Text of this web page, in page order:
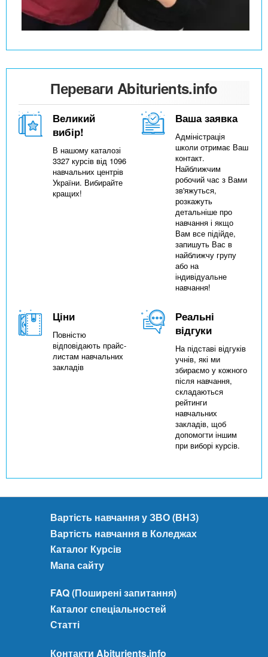
Переваги Abiturients.info
Великий
вибір!
В нашому каталозі
3327 курсів від 1096
навчальних центрів
України. Вибирайте
кращих!
Ваша заявка
Адміністрація
школи отримає Ваш
контакт.
Найближчим
робочий час з Вами
зв'яжуться,
розкажуть
детальніше про
навчання і якщо
Вам все підійде,
запишуть Вас в
найближчу групу
або на
індивідуальне
навчання!
Ціни
Повністю
відповідають прайс-
листам навчальних
закладів
Реальні
відгуки
На підставі відгуків
учнів, які ми
збираємо у кожного
після навчання,
складаються
рейтинги
навчальних
закладів, щоб
допомогти іншим
при виборі курсів.
Вартість навчання у ЗВО (ВНЗ)
Вартість навчання в Коледжах
Каталог Курсів
Мапа сайту
FAQ (Поширені запитання)
Каталог спеціальностей
Статті
Контакти Abiturients.info